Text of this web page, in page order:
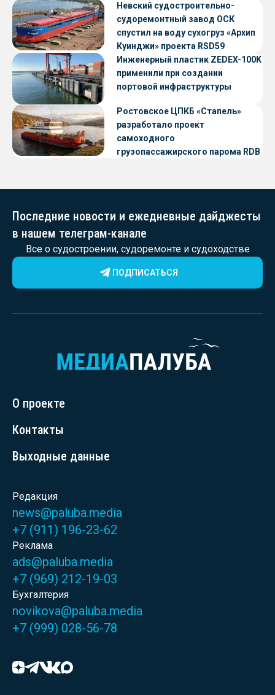
Невский судостроительно-
судоремонтный завод ОСК
спустил на воду сухогруз «Архип
Куинджи» проекта RSD59
Инженерный пластик ZEDEX-100K
применили при создании
портовой инфраструктуры
Ростовское ЦПКБ «Стапель»
разработало проект
самоходного
грузопассажирского парома RDB
Последние новости и ежедневные дайджесты
в нашем телеграм-канале
Все о судостроении, судоремонте и судоходстве
ПОДПИСАТЬСЯ
О проекте
Контакты
Выходные данные
Редакция
news@paluba.media
+7 (911) 196-23-62
Реклама
ads@paluba.media
+7 (969) 212-19-03
Бухгалтерия
novikova@paluba.media
+7 (999) 028-56-78